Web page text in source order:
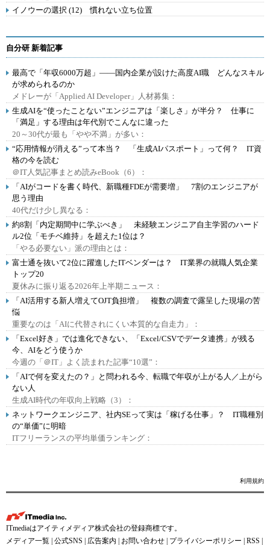
イノウーの選択 (12) 慣れない立ち位置
自分研 新着記事
最高で「年収6000万超」――国内企業が設けた高度AI職 どんなスキル
が求められるのか
メドレーが「Applied AI Developer」人材募集：
生成AIを“使ったことない”エンジニアは「楽しさ」が半分？ 仕事に
「満足」する理由は年代別でこんなに違った
20～30代が最も「やや不満」が多い：
“応用情報が消える”って本当？ 「生成AIパスポート」って何？ IT資
格の今を読む
＠IT人気記事まとめ読みeBook（6）：
「AIがコードを書く時代、新職種FDEが需要増」 7割のエンジニアが
思う理由
40代だけ少し異なる：
約8割「内定期間中に学ぶべき」 未経験エンジニア自主学習のハード
ル2位「モチベ維持」を超えた1位は？
「やる必要ない」派の理由とは：
富士通を抜いて2位に躍進したITベンダーは？ IT業界の就職人気企業
トップ20
夏休みに振り返る2026年上半期ニュース：
「AI活用する新人増えてOJT負担増」 複数の調査で露呈した現場の苦
悩
重要なのは「AIに代替されにくい本質的な自走力」：
「Excel好き」では進化できない、「Excel/CSVでデータ連携」が残る
今、AIをどう使うか
今週の「＠IT」よく読まれた記事“10選”：
「AIで何を変えたの？」と問われる今、転職で年収が上がる人／上がら
ない人
生成AI時代の年収向上戦略（3）：
ネットワークエンジニア、社内SEって実は「稼げる仕事」？ IT職種別
の“単価”に明暗
ITフリーランスの平均単価ランキング：
利用規約
ITmediaはアイティメディア株式会社の登録商標です。
メディア一覧 公式SNS 広告案内 お問い合わせ プライバシーポリシー RSS